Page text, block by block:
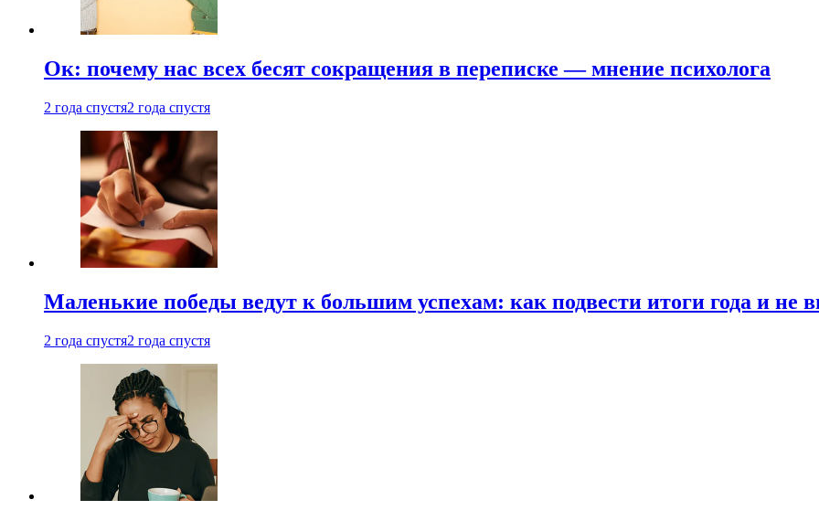
Ок: почему нас всех бесят сокращения в переписке — мнение психолога
2 года спустя2 года спустя
Маленькие победы ведут к большим успехам: как подвести итоги года и не
2 года спустя2 года спустя